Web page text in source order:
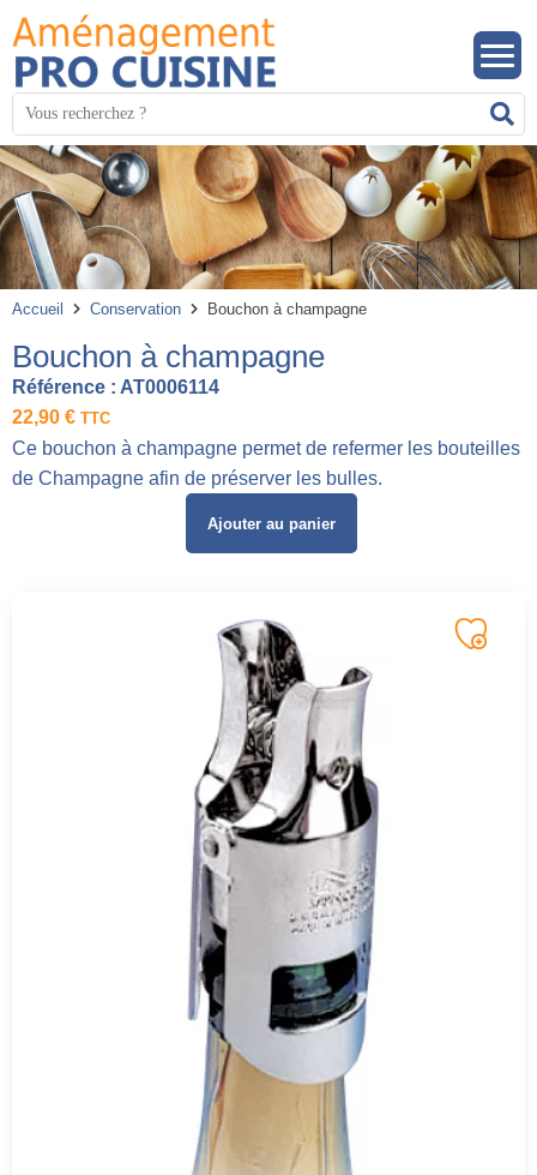
Mots
clés
:
Accueil Conservation Bouchon à champagne
Bouchon à champagne
Référence : AT0006114
22,90 € TTC
Ce bouchon à champagne permet de refermer les bouteilles
de Champagne afin de préserver les bulles.
Ajouter au panier
Panneau de gestion des cookies